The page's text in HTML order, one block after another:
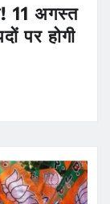
11 अगस्त
पर होगी